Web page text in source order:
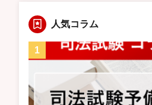
人気コラム